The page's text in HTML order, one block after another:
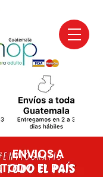
ENVIOS A
TODO EL PAIS